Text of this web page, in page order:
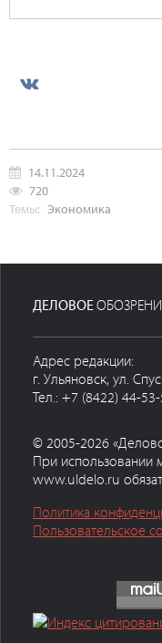
14.11.2024
720
Темы: Экономика
ДЕЛОВОЕ
Адрес редакции:
г. Ульяновск, ул.
Тел.: +7 (8422) 44-
© 2005-2026
При использовании
www.uldelo.ru
Политика
Пользовательское